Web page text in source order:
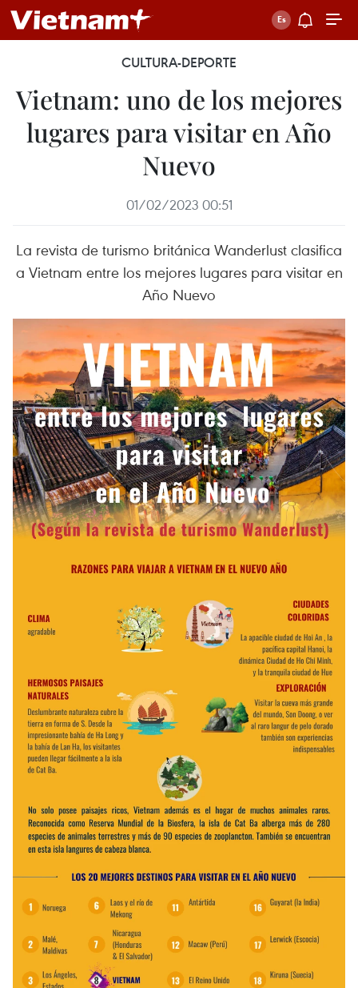
CULTURA-DEPORTE
Vietnam: uno de los mejores
lugares para visitar en Año
Nuevo
01/02/2023 00:51
La revista de turismo británica Wanderlust clasifica
a Vietnam entre los mejores lugares para visitar en
Año Nuevo